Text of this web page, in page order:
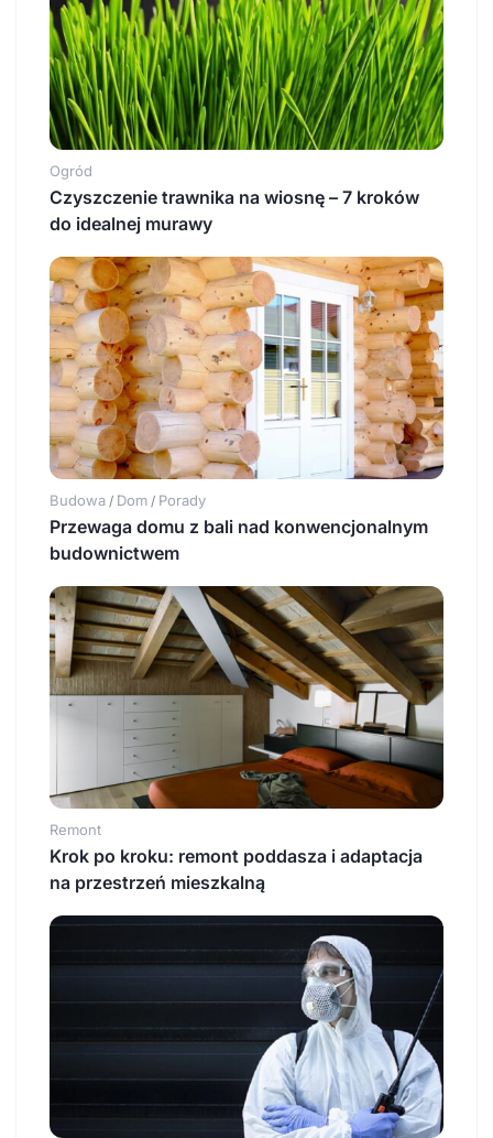
Ogród
Czyszczenie trawnika na wiosnę – 7 kroków
do idealnej murawy
Budowa / Dom / Porady
Przewaga domu z bali nad konwencjonalnym
budownictwem
Remont
Krok po kroku: remont poddasza i adaptacja
na przestrzeń mieszkalną